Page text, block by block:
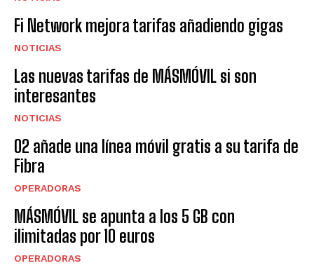
Fi Network mejora tarifas añadiendo gigas
NOTICIAS
Las nuevas tarifas de MÁSMÓVIL si son
interesantes
NOTICIAS
O2 añade una línea móvil gratis a su tarifa de
Fibra
OPERADORAS
MÁSMÓVIL se apunta a los 5 GB con
ilimitadas por 10 euros
OPERADORAS